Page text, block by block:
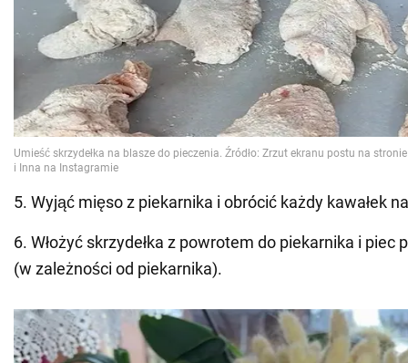
5. Wyjąć mięso z piekarnika i obrócić każdy kawałek
6. Włożyć skrzydełka z powrotem do piekarnika i piec
(w zależności od piekarnika).